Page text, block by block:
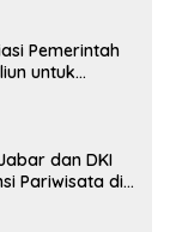
Pemerintah
untuk
dan DKI
Pariwisata di